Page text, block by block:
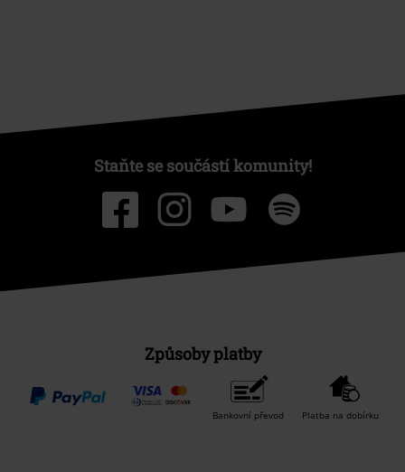
Staňte se součástí komunity!
Způsoby platby
Bankovní převod Platba na dobírku